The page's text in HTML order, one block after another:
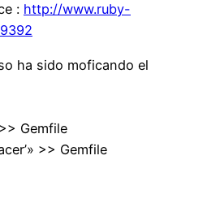
: http://www.ruby-
ha sido moficando el
Gemfile
>> Gemfile